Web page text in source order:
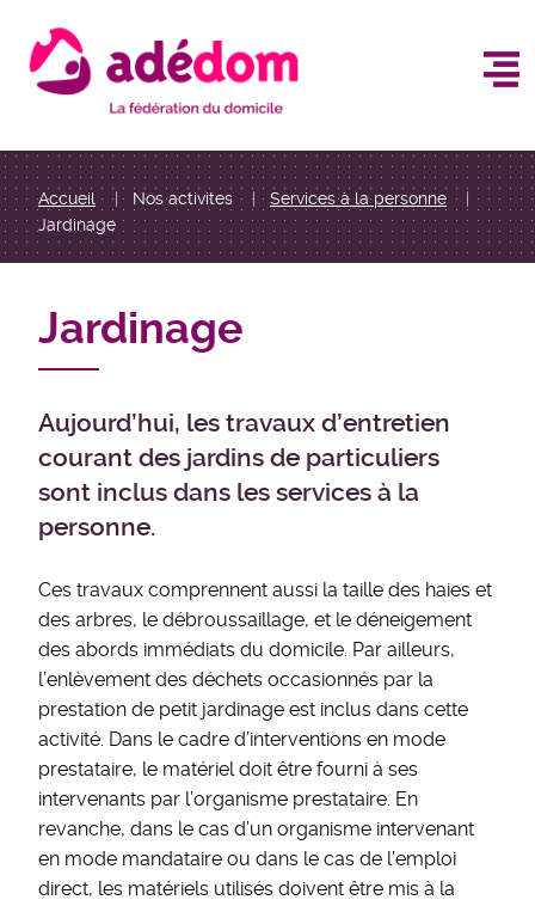
contenu
You
are
here
Accueil Nos activites
Services à la personne
Jardinage
Jardinage
Aujourd’hui, les travaux d’entretien
courant des jardins de particuliers
sont inclus dans les services à la
personne.
Ces travaux comprennent aussi la taille des haies et
des arbres, le débroussaillage, et le déneigement
des abords immédiats du domicile. Par ailleurs,
l’enlèvement des déchets occasionnés par la
prestation de petit jardinage est inclus dans cette
activité. Dans le cadre d’interventions en mode
prestataire, le matériel doit être fourni à ses
intervenants par l’organisme prestataire. En
revanche, dans le cas d’un organisme intervenant
en mode mandataire ou dans le cas de l’emploi
direct, les matériels utilisés doivent être mis à la